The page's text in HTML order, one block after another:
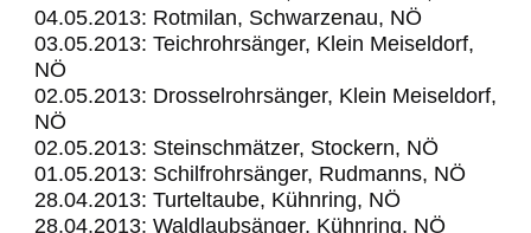
04.05.2013: Rotmilan, Schwarzenau, NÖ
03.05.2013: Teichrohrsänger, Klein Meiseldorf,
NÖ
02.05.2013: Drosselrohrsänger, Klein Meiseldorf,
NÖ
02.05.2013: Steinschmätzer, Stockern, NÖ
01.05.2013: Schilfrohrsänger, Rudmanns, NÖ
28.04.2013: Turteltaube, Kühnring, NÖ
28.04.2013: Waldlaubsänger, Kühnring, NÖ